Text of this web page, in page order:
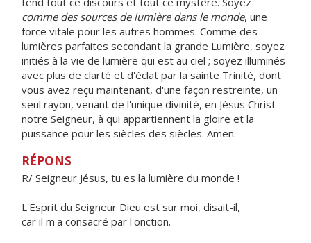
comme des sources de lumière dans le monde, une
force vitale pour les autres hommes. Comme des
lumières parfaites secondant la grande Lumière, soyez
initiés à la vie de lumière qui est au ciel ; soyez illuminés
avec plus de clarté et d'éclat par la sainte Trinité, dont
vous avez reçu maintenant, d'une façon restreinte, un
seul rayon, venant de l'unique divinité, en Jésus Christ
notre Seigneur, à qui appartiennent la gloire et la
puissance pour les siècles des siècles. Amen.
RÉPONS
R/ Seigneur Jésus, tu es la lumière du monde !
L'Esprit du Seigneur Dieu est sur moi, disait-il,
car il m'a consacré par l'onction.